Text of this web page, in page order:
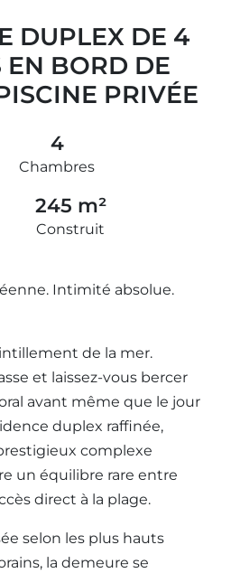
DUPLEX DE 4
BORD DE
PRIVÉE
4
Chambres
245 m²
Construit
Intimité absolue.
de la mer.
et laissez-vous bercer
avant même que le jour
duplex raffinée,
complexe
un équilibre rare entre
direct à la plage.
selon les plus hauts
la demeure se